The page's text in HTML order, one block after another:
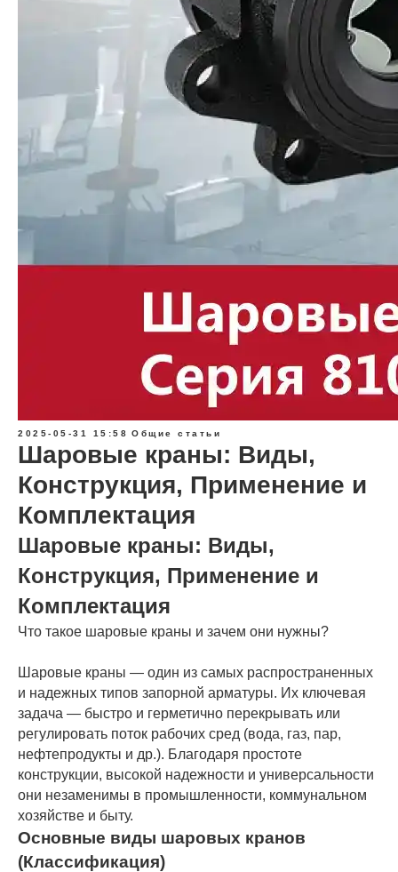
2025-05-31 15:58 Общие статьи
Шаровые краны: Виды,
Конструкция, Применение и
Комплектация
Шаровые краны: Виды,
Конструкция, Применение и
Комплектация
Что такое шаровые краны и зачем они нужны?
Шаровые краны — один из самых распространенных
и надежных типов запорной арматуры. Их ключевая
задача — быстро и герметично перекрывать или
регулировать поток рабочих сред (вода, газ, пар,
нефтепродукты и др.). Благодаря простоте
конструкции, высокой надежности и универсальности
они незаменимы в промышленности, коммунальном
хозяйстве и быту.
Основные виды шаровых кранов
(Классификация)